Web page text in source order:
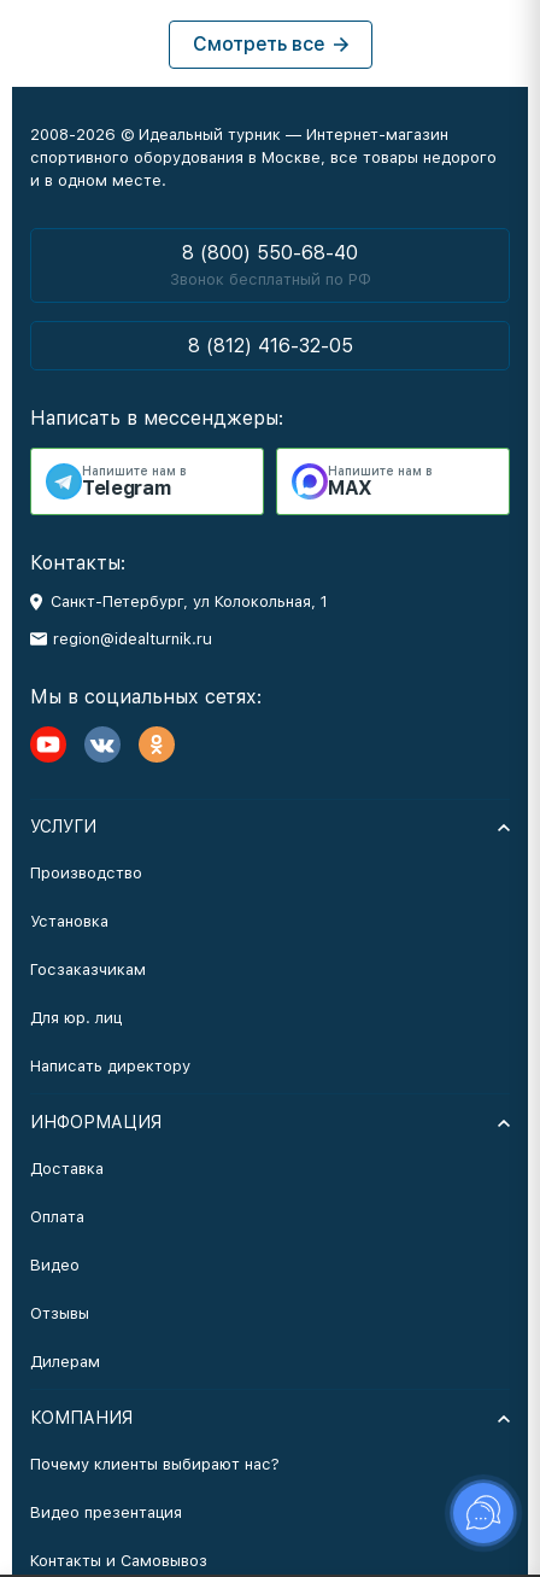
Смотреть все
2008-2026 © Идеальный турник — Интернет-магазин
спортивного оборудования в Москве, все товары недорого
и в одном месте.
8 (800) 550-68-40
Звонок бесплатный по РФ
8 (812) 416-32-05
Написать в мессенджеры:
Напишите нам в
Telegram
Напишите нам в
MAX
Контакты:
Санкт-Петербург, ул Колокольная, 1
region@idealturnik.ru
Мы в социальных сетях:
УСЛУГИ
Производство
Установка
Госзаказчикам
Для юр. лиц
Написать директору
ИНФОРМАЦИЯ
Доставка
Оплата
Видео
Отзывы
Дилерам
КОМПАНИЯ
Почему клиенты выбирают нас?
Видео презентация
Контакты и Самовывоз